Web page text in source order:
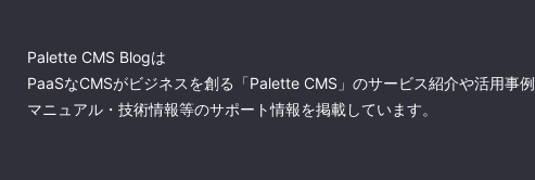
Palette CMS Blogは
PaaSなCMSがビジネスを創る「Palette CMS」のサービス紹介や活用事例
マニュアル・技術情報等のサポート情報を掲載しています。